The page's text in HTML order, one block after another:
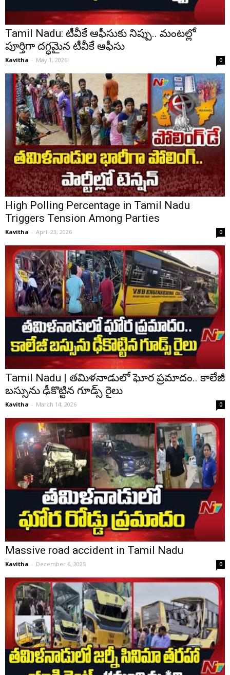
Tamil Nadu: టీవీకే ఆఫీసుకు నిప్పు.. మంటల్లో
పూర్తిగా దగ్ధమైన టీవీకే ఆఫీసు
Kavitha - May 1, 2026 0
High Polling Percentage in Tamil Nadu
Triggers Tension Among Parties
Kavitha - April 23, 2026 0
Tamil Nadu | తమిళనాడులో ఘోర ప్రమాదం.. కాలేజీ
బస్సును ఢీకొట్టిన గూడ్స్ రైలు
Kavitha - March 14, 2026 0
Massive road accident in Tamil Nadu
Kavitha - December 6, 2025 0